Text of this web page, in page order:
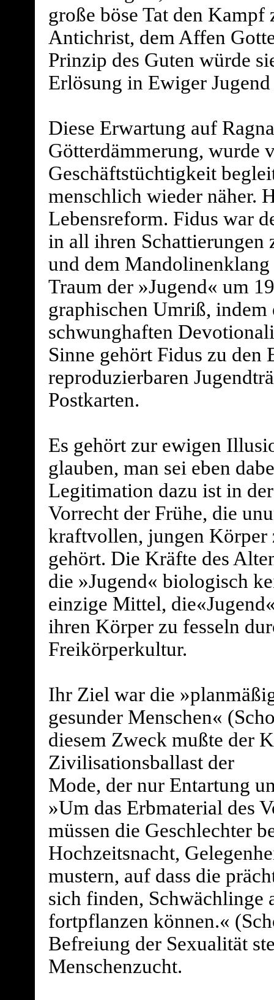
große böse Tat den
Antichrist, dem Affen
Prinzip des Guten würde
Erlösung in Ewiger
Diese Erwartung auf
Götterdämmerung, wurde
Geschäftstüchtigkeit
menschlich wieder näher.
Lebensreform. Fidus war
in all ihren Schattierungen
und dem
Traum der »Jugend« um
graphischen Umriß,
schwunghaften
Sinne gehört Fidus zu den
reproduzierbaren
Postkarten.
Es gehört zur ewigen
glauben, man sei eben
Legitimation dazu ist in
Vorrecht der Frühe, die
kraftvollen, jungen Körper
gehört. Die Kräfte des
die »Jugend« biologisch
einzige Mittel,
ihren Körper zu fesseln
Freikörperkultur.
Ihr Ziel war die
gesunder Menschen«
diesem Zweck mußte der
Zivilisationsballast der
Mode, der nur Entartung
»Um das Erbmaterial des
müssen die Geschlechter
Hochzeitsnacht,
mustern, auf dass die
sich finden, Schwächlinge
fortpflanzen können.«
Befreiung der Sexualität
Menschenzucht.